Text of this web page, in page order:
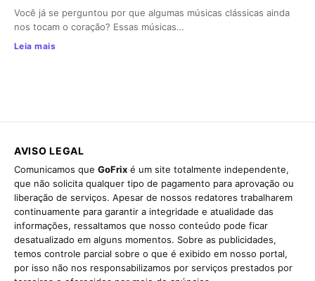
Você já se perguntou por que algumas músicas clássicas ainda
nos tocam o coração? Essas músicas…
Leia mais
AVISO LEGAL
Comunicamos que GoFrix é um site totalmente independente,
que não solicita qualquer tipo de pagamento para aprovação ou
liberação de serviços. Apesar de nossos redatores trabalharem
continuamente para garantir a integridade e atualidade das
informações, ressaltamos que nosso conteúdo pode ficar
desatualizado em alguns momentos. Sobre as publicidades,
temos controle parcial sobre o que é exibido em nosso portal,
por isso não nos responsabilizamos por serviços prestados por